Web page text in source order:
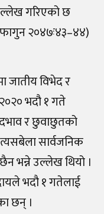
गरिएको छ
२०४७ः४३–४४)
जातीय विभेद र
भदौ १ गते
र छुवाछुतको
सार्वजनिक
भन्ने उल्लेख थियो ।
भदौ १ गतेलाई
छन् ।